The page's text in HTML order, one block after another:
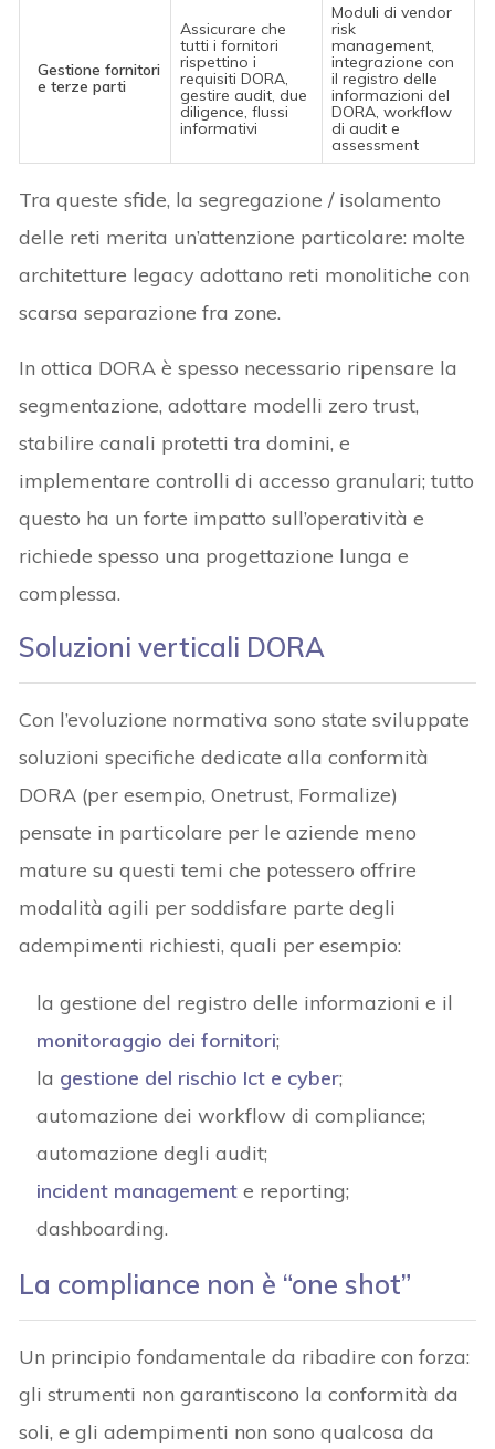
Gestione fornitori
e terze parti
Assicurare che
tutti i fornitori
rispettino i
requisiti DORA,
gestire audit, due
diligence, flussi
informativi
Moduli di vendor
risk
management,
integrazione con
il registro delle
informazioni del
DORA, workflow
di audit e
assessment
Tra queste sfide, la segregazione / isolamento
delle reti merita un’attenzione particolare: molte
architetture legacy adottano reti monolitiche con
scarsa separazione fra zone.
In ottica DORA è spesso necessario ripensare la
segmentazione, adottare modelli zero trust,
stabilire canali protetti tra domini, e
implementare controlli di accesso granulari; tutto
questo ha un forte impatto sull’operatività e
richiede spesso una progettazione lunga e
complessa.
Soluzioni verticali DORA
Con l’evoluzione normativa sono state sviluppate
soluzioni specifiche dedicate alla conformità
DORA (per esempio, Onetrust, Formalize)
pensate in particolare per le aziende meno
mature su questi temi che potessero offrire
modalità agili per soddisfare parte degli
adempimenti richiesti, quali per esempio:
la gestione del registro delle informazioni e il
monitoraggio dei fornitori;
la gestione del rischio Ict e cyber;
automazione dei workflow di compliance;
automazione degli audit;
incident management e reporting;
dashboarding.
La compliance non è “one shot”
Un principio fondamentale da ribadire con forza:
gli strumenti non garantiscono la conformità da
soli, e gli adempimenti non sono qualcosa da